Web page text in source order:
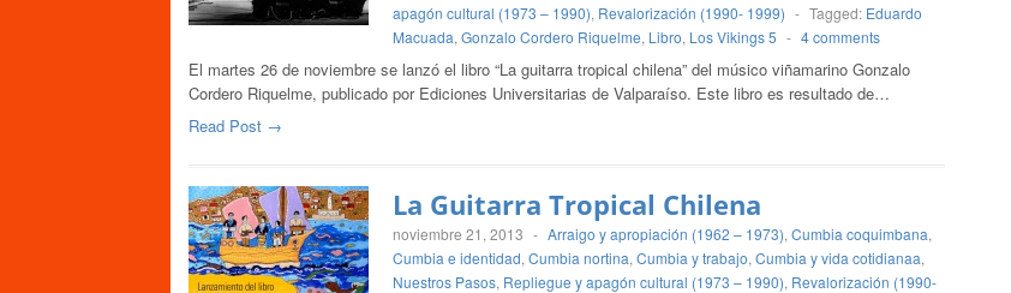
apagón cultural (1973 – 1990), Revalorización (1990- 1999) - Tagged: Eduardo
Macuada, Gonzalo Cordero Riquelme, Libro, Los Vikings 5 - 4 comments
El martes 26 de noviembre se lanzó el libro “La guitarra tropical chilena” del músico viñamarino Gonzalo
Cordero Riquelme, publicado por Ediciones Universitarias de Valparaíso. Este libro es resultado de…
Read Post →
La Guitarra Tropical Chilena
noviembre 21, 2013 - Arraigo y apropiación (1962 – 1973), Cumbia coquimbana,
Cumbia e identidad, Cumbia nortina, Cumbia y trabajo, Cumbia y vida cotidianaa,
Nuestros Pasos, Repliegue y apagón cultural (1973 – 1990), Revalorización (1990-